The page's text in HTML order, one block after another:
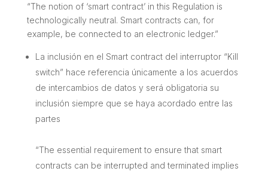
“The notion of ‘smart contract’ in this Regulation is
technologically neutral. Smart contracts can, for
example, be connected to an electronic ledger.”
La inclusión en el Smart contract del interruptor “Kill
switch” hace referencia únicamente a los acuerdos
de intercambios de datos y será obligatoria su
inclusión siempre que se haya acordado entre las
partes
“The essential requirement to ensure that smart
contracts can be interrupted and terminated implies